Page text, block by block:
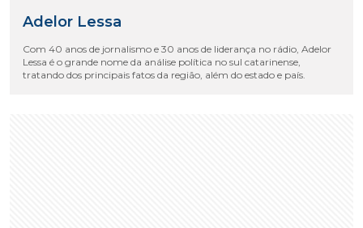
Adelor Lessa
Com 40 anos de jornalismo e 30 anos de liderança no rádio, Adelor
Lessa é o grande nome da análise política no sul catarinense,
tratando dos principais fatos da região, além do estado e país.